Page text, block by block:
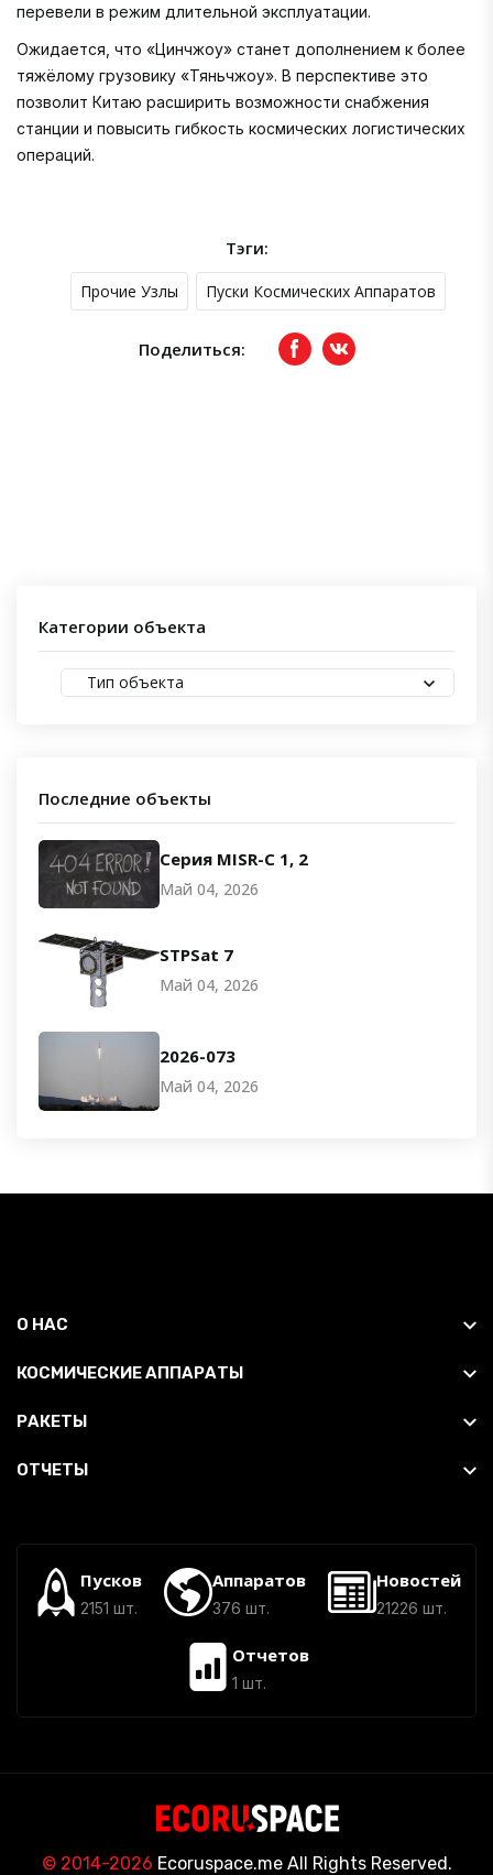
перевели в режим длительной эксплуатации.
Ожидается, что «Цинчжоу» станет дополнением к более
тяжёлому грузовику «Тяньчжоу». В перспективе это
позволит Китаю расширить возможности снабжения
станции и повысить гибкость космических логистических
операций.
Тэги:
Прочие Узлы Пуски Космических Аппаратов
Поделиться: FacebookвКонтакте
Категории объекта
Тип объекта
Последние объекты
Серия MISR-C 1, 2
Май 04, 2026
STPSat 7
Май 04, 2026
2026-073
Май 04, 2026
О НАС
КОСМИЧЕСКИЕ АППАРАТЫ
РАКЕТЫ
ОТЧЕТЫ
Пусков
2151 шт.
Аппаратов
376 шт.
Новостей
21226 шт.
Отчетов
1 шт.
© 2014-2026 Ecoruspace.me All Rights Reserved.